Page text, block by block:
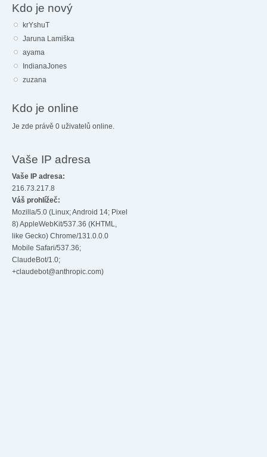
Kdo je nový
krYshuT
Jaruna Lamiška
ayama
IndianaJones
zuzana
Kdo je online
Je zde právě 0 uživatelů online.
Vaše IP adresa
Vaše IP adresa:
216.73.217.8
Váš prohlížeč:
Mozilla/5.0 (Linux; Android 14; Pixel
8) AppleWebKit/537.36 (KHTML,
like Gecko) Chrome/131.0.0.0
Mobile Safari/537.36;
ClaudeBot/1.0;
+claudebot@anthropic.com)